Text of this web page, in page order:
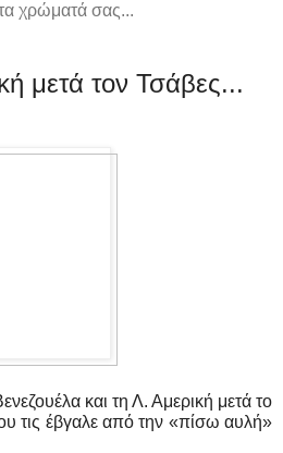
χρώματά σας...
μετά τον Τσάβες...
και τη Λ. Αμερική μετά το
τις έβγαλε από την «πίσω αυλή»